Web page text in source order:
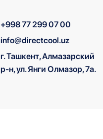
+998 77 299 07 00
info@directcool.uz
г. Ташкент, Алмазарский
р-н, ул. Янги Олмазор, 7а.